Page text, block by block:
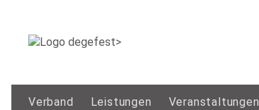
Verband Leistungen Veranstaltungen